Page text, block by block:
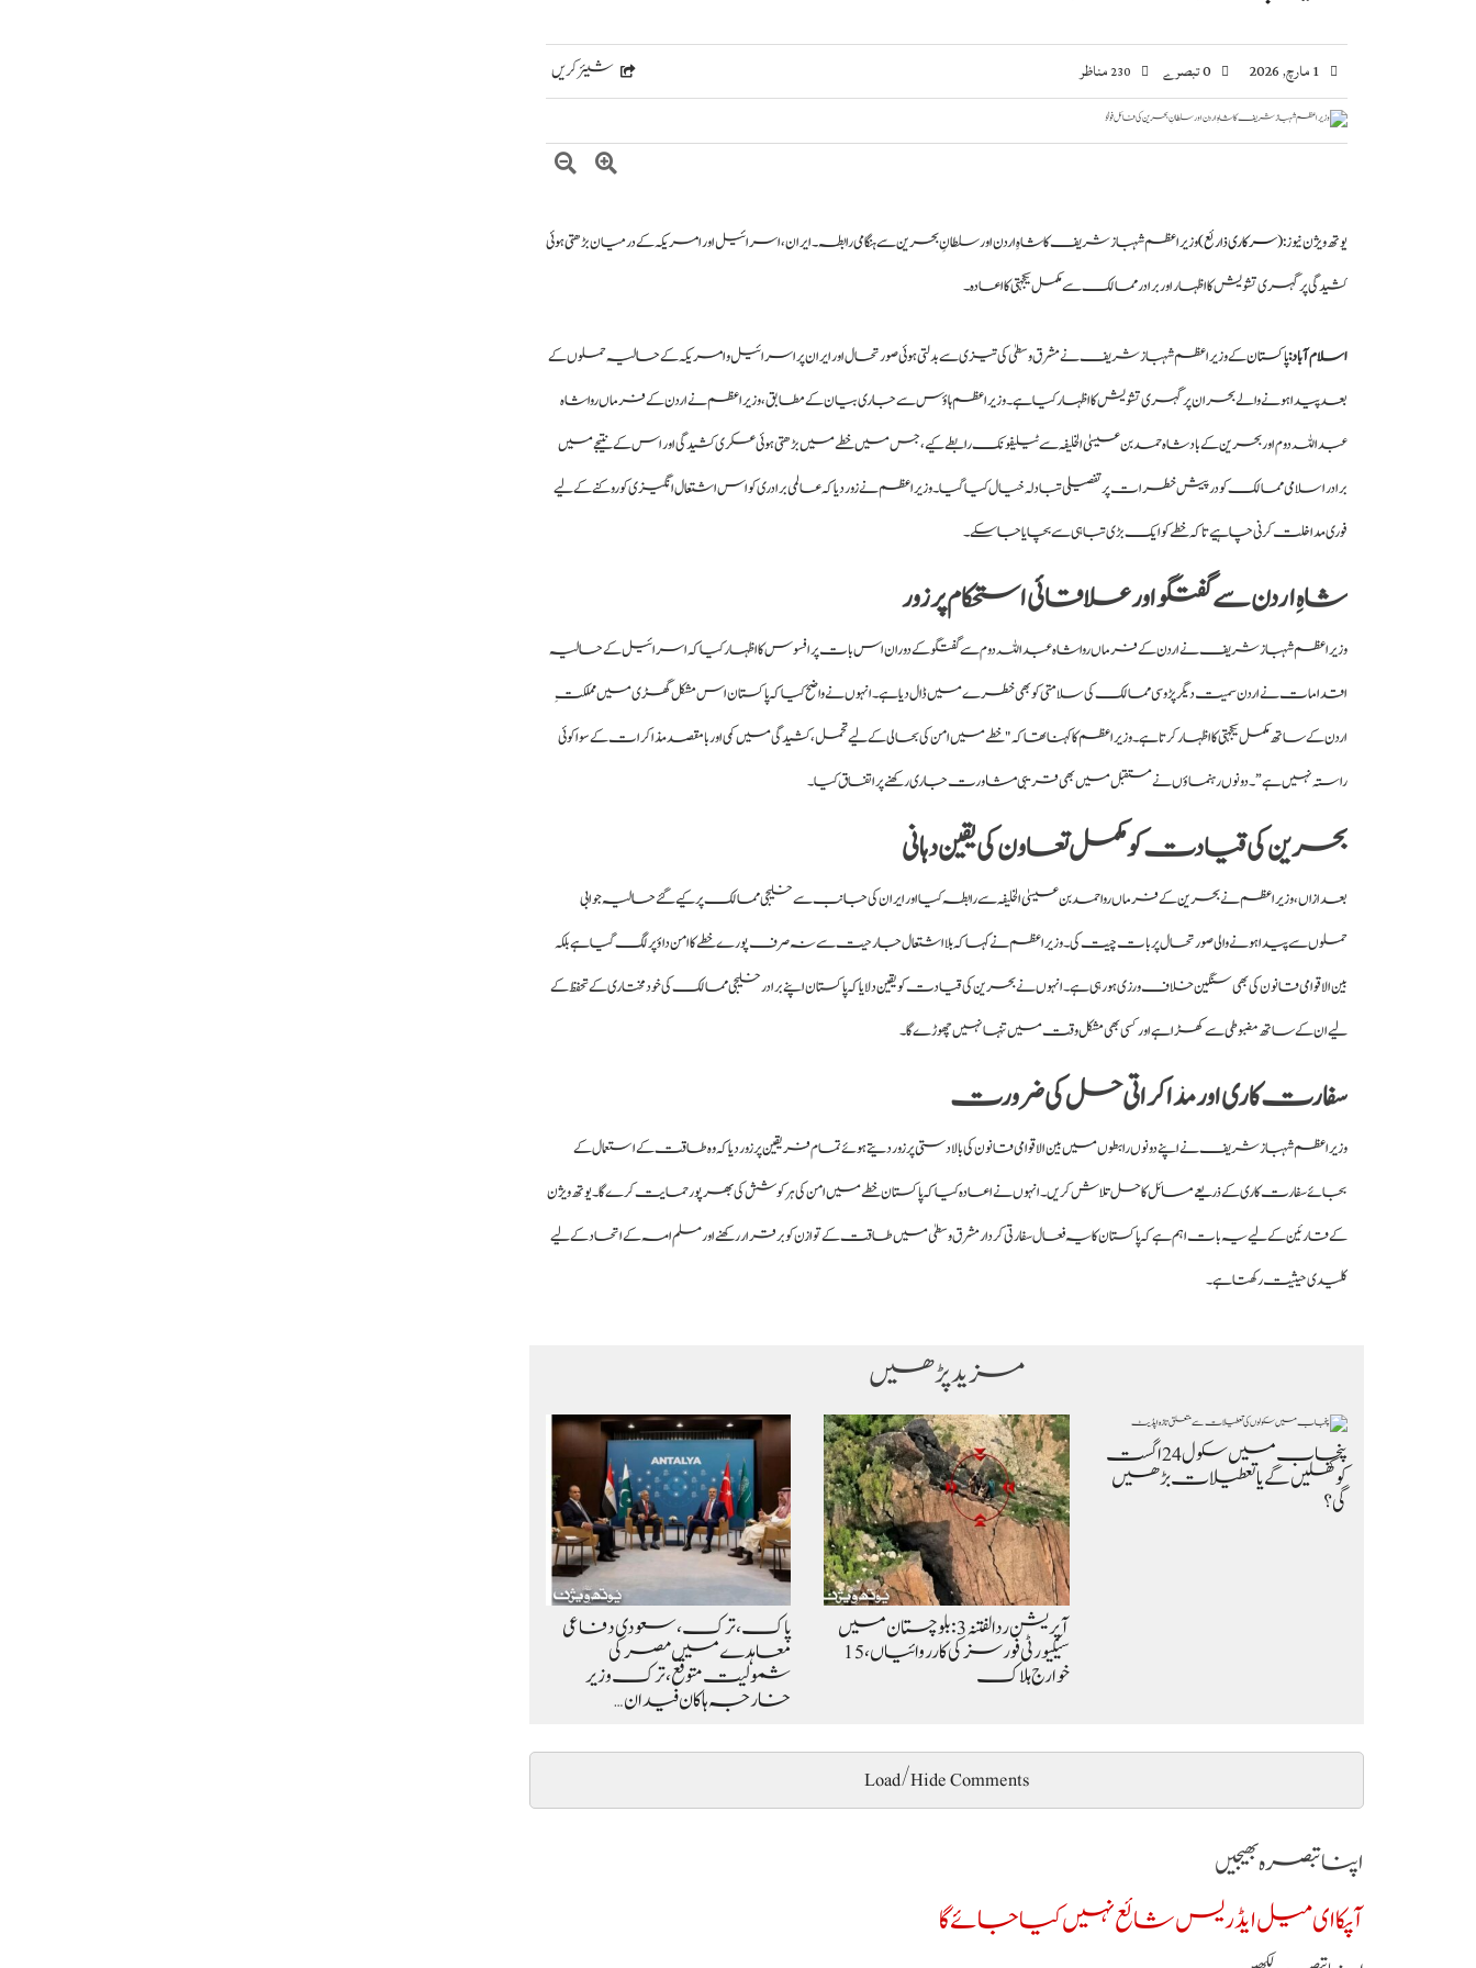
شیئر کریں 1 مارچ, 2026 230مناظر
یوتھ ویژن نیوز :(سرکاری ذارئع)وزیراعظم شہباز شریف کا شاہِ اردن اور سلطانِ بحرین سے ہنگامی رابطہ۔ ایران، اسرائیل اور امریکہ کے درمیان بڑھتی ہوئی
کشیدگی پر گہری تشویش کا اظہار اور برادر ممالک سے مکمل یکجہتی کا اعادہ۔
اسلام آباد:پاکستانکے وزیراعظم شہباز شریف نے مشرق وسطیٰ کی تیزی سے بدلتی ہوئی صورتحال اور ایران پر اسرائیل و امریکہ کے حالیہ حملوں کے
بعد پیدا ہونے والے بحران پر گہری تشویش کا اظہار کیا ہے۔ وزیراعظم ہاؤس سے جاری بیان کے مطابق، وزیراعظم نے اردن کے فرماں روا شاہ
عبداللہ دوم اور بحرین کے بادشاہ حمد بن عیسیٰ الخلیفہ سے ٹیلیفونک رابطے کیے، جس میں خطے میں بڑھتی ہوئی عسکری کشیدگی اور اس کے نتیجے میں
برادر اسلامی ممالک کو درپیش خطرات پر تفصیلی تبادلہ خیال کیا گیا۔ وزیراعظم نے زور دیا کہ عالمی برادری کو اس اشتعال انگیزی کو روکنے کے لیے
فوری مداخلت کرنی چاہیے تاکہ خطے کو ایک بڑی تباہی سے بچایا جا سکے۔
شاہِ اردن سے گفتگو اور علاقائی استحکام پر زور
وزیراعظم شہباز شریف نے اردن کے فرماں روا شاہ عبداللہ دوم سے گفتگو کے دوران اس بات پر افسوس کا اظہار کیا کہ اسرائیل کے حالیہ
اقدامات نے اردن سمیت دیگر پڑوسی ممالک کی سلامتی کو بھی خطرے میں ڈال دیا ہے۔ انہوں نے واضح کیا کہ پاکستان اس مشکل گھڑی میں مملکتِ
اردن کے ساتھ مکمل یکجہتی کا اظہار کرتا ہے۔ وزیراعظم کا کہنا تھا کہ "خطے میں امن کی بحالی کے لیے تحمل، کشیدگی میں کمی اور بامقصد مذاکرات کے سوا کوئی
راستہ نہیں ہے”۔ دونوں رہنماؤں نے مستقبل میں بھی قریبی مشاورت جاری رکھنے پر اتفاق کیا۔
بحرین کی قیادت کو مکمل تعاون کی یقین دہانی
بعد ازاں، وزیراعظم نے بحرین کے فرماں روا حمد بن عیسیٰ الخلیفہ سے رابطہ کیا اور ایران کی جانب سے خلیجی ممالک پر کیے گئے حالیہ جوابی
حملوں سے پیدا ہونے والی صورتحال پر بات چیت کی۔ وزیراعظم نے کہا کہ بلا اشتعال جارحیت سے نہ صرف پورے خطے کا امن داؤ پر لگ گیا ہے بلکہ
بین الاقوامی قانون کی بھی سنگین خلاف ورزی ہو رہی ہے۔ انہوں نے بحرین کی قیادت کو یقین دلایا کہ پاکستان اپنے برادر خلیجی ممالک کی خودمختاری کے تحفظ کے
لیے ان کے ساتھ مضبوطی سے کھڑا ہے اور کسی بھی مشکل وقت میں تنہا نہیں چھوڑے گا۔
سفارت کاری اور مذاکراتی حل کی ضرورت
وزیراعظم شہباز شریف نے اپنے دونوں رابطوں میں بین الاقوامی قانون کی بالادستی پر زور دیتے ہوئے تمام فریقین پر زور دیا کہ وہ طاقت کے استعمال کے
بجائے سفارت کاری کے ذریعے مسائل کا حل تلاش کریں۔ انہوں نے اعادہ کیا کہ پاکستان خطے میں امن کی ہر کوشش کی بھرپور حمایت کرے گا۔ یوتھ ویژن
کے قارئین کے لیے یہ بات اہم ہے کہ پاکستان کا یہ فعال سفارتی کردار مشرق وسطیٰ میں طاقت کے توازن کو برقرار رکھنے اور مسلم امہ کے اتحاد کے لیے
کلیدی حیثیت رکھتا ہے۔
مزید پڑھیں
پاک، ترک، سعودی دفاعی
معاہدے میں مصر کی
شمولیت متوقع،ترک وزیر
خارجہ ہاکان فیدان…
آپریشن ردالفتنہ 3: بلوچستان میں
سیکیورٹی فورسز کی کارروائیاں، 15
خوارج ہلاک
پنجاب میں سکول 24 اگست
کو کھلیں گے یا تعطیلات بڑھیں
گی؟
Load/Hide Comments
اپنا تبصرہ بھیجیں
آپکا ای میل ایڈریس شائع نہیں کیا جائے گا